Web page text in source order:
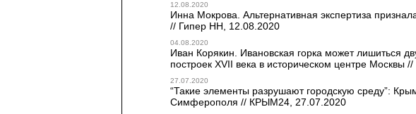
12.08.2020
Инна Мокрова. Альтернативная экспертиза
// Гипер НН, 12.08.2020
04.08.2020
Иван Корякин. Ивановская горка может лишиться
построек XVII века в историческом центре Москвы
27.07.2020
“Такие элементы разрушают городскую среду”:
Симферополя // КРЫМ24, 27.07.2020